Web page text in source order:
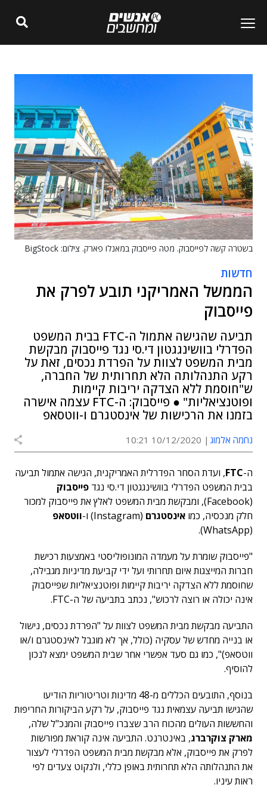
בשטרה קשה לפייסבוק. מטה פייסבוק במאנלו פארק. צילום: BigStock
חדשות
הממשל האמריקני תובע לפרק את
פייסבוק
תביעה שהגישה אתמול ה-FTC בבית המשפט
הפדרלי בוושינגגטון די.סי נגד פייסבוק מבקשת
מבית המשפט לצוות על הפרדת נכסים, זאת על
רקע התנהלותה הלא תחרותית של החברה,
ש"חוסמת ללא הצדקה יריבות קיימות
ופוטנציאליות" ● פייסבוק: ה-FTC עצמה אישרה
בזמנו את הרכישות של אינסטגרם ו-ווטסאפ
נחמה אלמוג 10/12/2020 10:21
ה-FTC, ועדת הסחר הפדרלית האמריקנית, הגישה אתמול תביעה
בבית המשפט הפדרלי בוושינגגטון די.סי נגד פייסבוק
(Facebook), ומבקשת מבית המשפט לאלץ את פייסבוק למכור
חלק מנכסיה, כמו אינסטגרם (Instagram) ו-
ווטסאפ
(WhatsApp).
"פייסבוק שומרת על מעמדה המונופוליסטי באמצעות רכישת
חברות המייצגות איום תחרותי ועל ידי קביעת מדיניות מגבילה,
שחוסמת ללא הצדקה יריבות קיימות ופוטנציאליות שפייסבוק
אינה יכולה או רוצה לרכוש", נכתב בתביעה של ה-FTC.
התביעה מבקשת מבית המשפט לצוות על "הפרדת נכסים, נישול
או בנייה מחדש של עסקיה (כולל, אך לא מוגבל לאינסטגרם ו/או
ווטסאפ)", כמו גם סעד אפשרי אחר שבית המשפט ימצא לנכון
להוסיף.
בנוסף, התובעים הכללים מ-48 מדינות וטריטוריות הודיעו
שהגישו תביעה עצמאית נגד פייסבוק, על רקע הביקורות החריפות
והחששות העולים מהכוח הרב שצברו פייסבוק והמנכ"ל שלה,
מארק צוקרברג, באינטרנט. התביעה אינה קוראת מפורשות
לפרק את פייסבוק, אלא מבקשת מבית המשפט הפדרלי לעצור
את התנהלותה הלא תחרותית באופן כללי, ולנקוט צעדים לפי
ראות עיניו.